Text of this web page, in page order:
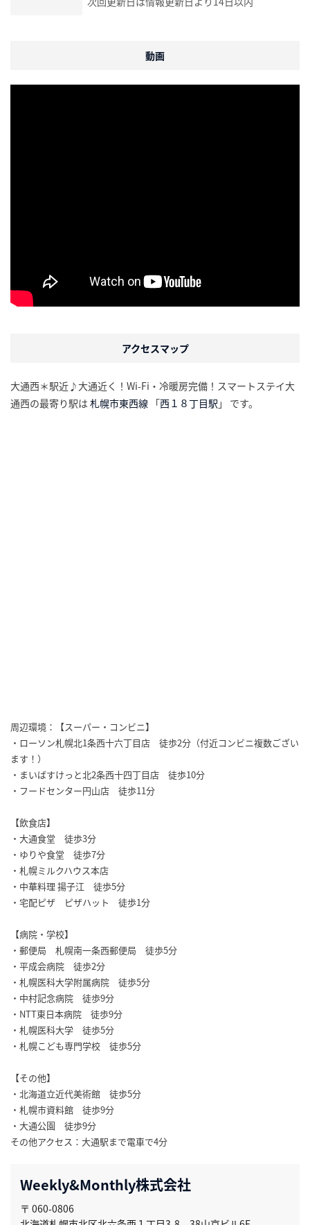
動画
アクセスマップ
大通西＊駅近♪大通近く！Wi-Fi・冷暖房完備！スマートステイ大
通西の最寄り駅は 札幌市東西線 「西１８丁目駅 」 です。
周辺環境：【スーパー・コンビニ】
・ローソン札幌北1条西十六丁目店 徒歩2分（付近コンビニ複数ござい
ます！）
・まいばすけっと北2条西十四丁目店 徒歩10分
・フードセンター円山店 徒歩11分
【飲食店】
・大通食堂 徒歩3分
・ゆりや食堂 徒歩7分
・札幌ミルクハウス本店
・中華料理 揚子江 徒歩5分
・宅配ピザ ピザハット 徒歩1分
【病院・学校】
・郵便局 札幌南一条西郵便局 徒歩5分
・平成会病院 徒歩2分
・札幌医科大学附属病院 徒歩5分
・中村記念病院 徒歩9分
・NTT東日本病院 徒歩9分
・札幌医科大学 徒歩5分
・札幌こども専門学校 徒歩5分
【その他】
・北海道立近代美術館 徒歩5分
・札幌市資料館 徒歩9分
・大通公園 徒歩9分
その他アクセス：大通駅まで電車で4分
Weekly&Monthly株式会社
〒 060-0806